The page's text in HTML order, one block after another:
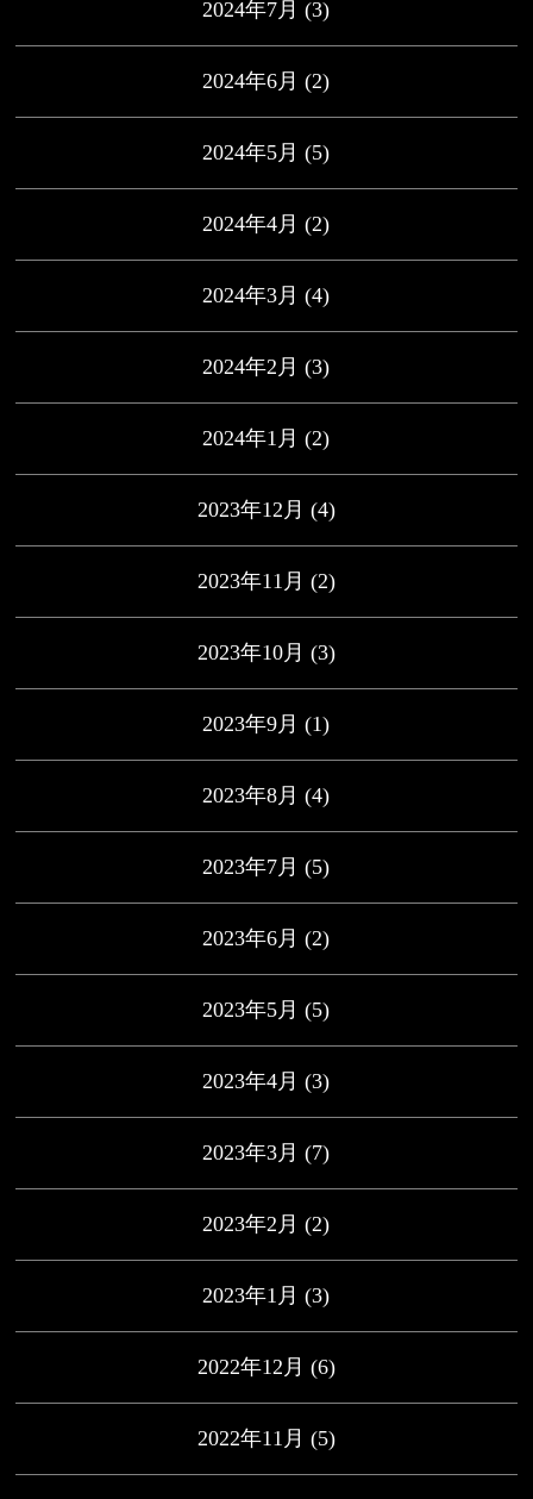
2024年7月 (3)
2024年6月 (2)
2024年5月 (5)
2024年4月 (2)
2024年3月 (4)
2024年2月 (3)
2024年1月 (2)
2023年12月 (4)
2023年11月 (2)
2023年10月 (3)
2023年9月 (1)
2023年8月 (4)
2023年7月 (5)
2023年6月 (2)
2023年5月 (5)
2023年4月 (3)
2023年3月 (7)
2023年2月 (2)
2023年1月 (3)
2022年12月 (6)
2022年11月 (5)